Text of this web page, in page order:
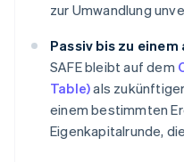
zur Umwandlung
Passiv bis zu
SAFE bleibt auf dem
Table)als
einem bestimmten
Eigenkapitalrunde,